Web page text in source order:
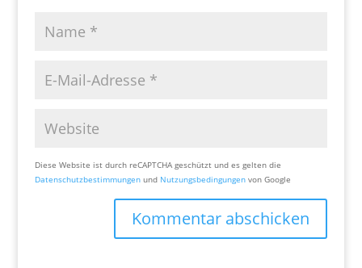
Diese Website ist durch reCAPTCHA geschützt und es gelten die
Datenschutzbestimmungenund Nutzungsbedingungenvon Google
Kommentar abschicken